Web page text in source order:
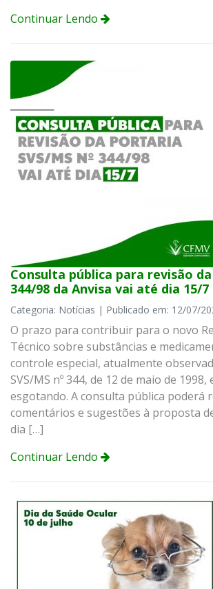
Continuar Lendo
Consulta pública para revisão
344/98 da Anvisa vai até dia 15/7
Categoria: Notícias | Publicado em: 12/07/
O prazo para contribuir para o novo
Técnico sobre substâncias e
controle especial, atualmente
SVS/MS nº 344, de 12 de maio de 1998,
esgotando. A consulta pública poderá
comentários e sugestões à proposta
dia […]
Continuar Lendo